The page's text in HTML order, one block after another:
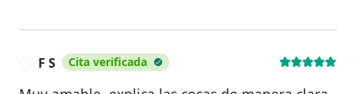
F S Cita verificada